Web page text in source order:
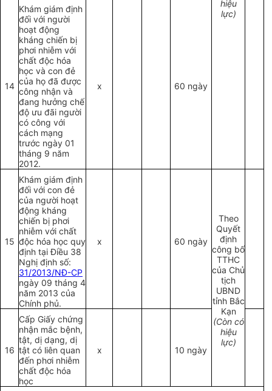
hiệu
lực)
14
Khám giám định
đối với người
hoạt động
kháng chiến bị
phơi nhiễm với
chất độc hóa
học và con đẻ
của họ đã được
công nhận và
đang hưởng chế
độ ưu đãi người
có công với
cách mạng
trước ngày 01
tháng 9 năm
2012.
x 60 ngày
15
Khám giám định
đối với con đẻ
của người hoạt
động kháng
chiến bị phơi
nhiễm với chất
độc hóa học quy
định tại Điều 38
Nghị định số:
31/2013/NĐ-CP
ngày 09 tháng 4
năm 2013 của
Chính phủ.
x 60 ngày
Theo
Quyết
định
công bố
TTHC
của Chủ
tịch
UBND
tỉnh Bắc
Kạn
(Còn có
hiệu
lực)
16
Cấp Giấy chứng
nhận mắc bệnh,
tật, dị dạng, dị
tật có liên quan
đến phơi nhiễm
chất độc hóa
học
x 10 ngày